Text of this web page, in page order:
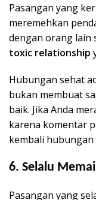
Pasangan yang
meremehkan
dengan orang lain
toxic relationship
Hubungan sehat
bukan membuat
baik. Jika Anda
karena komentar
kembali
6. Selalu
Pasangan yang